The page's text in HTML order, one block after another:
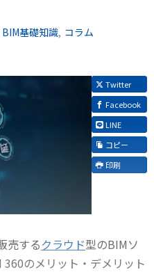
BIM基礎知識 コラム
Twitter
Facebook
LINE
コピー
印刷
売するクラウド型のBIMソ
のメリット・デメリット